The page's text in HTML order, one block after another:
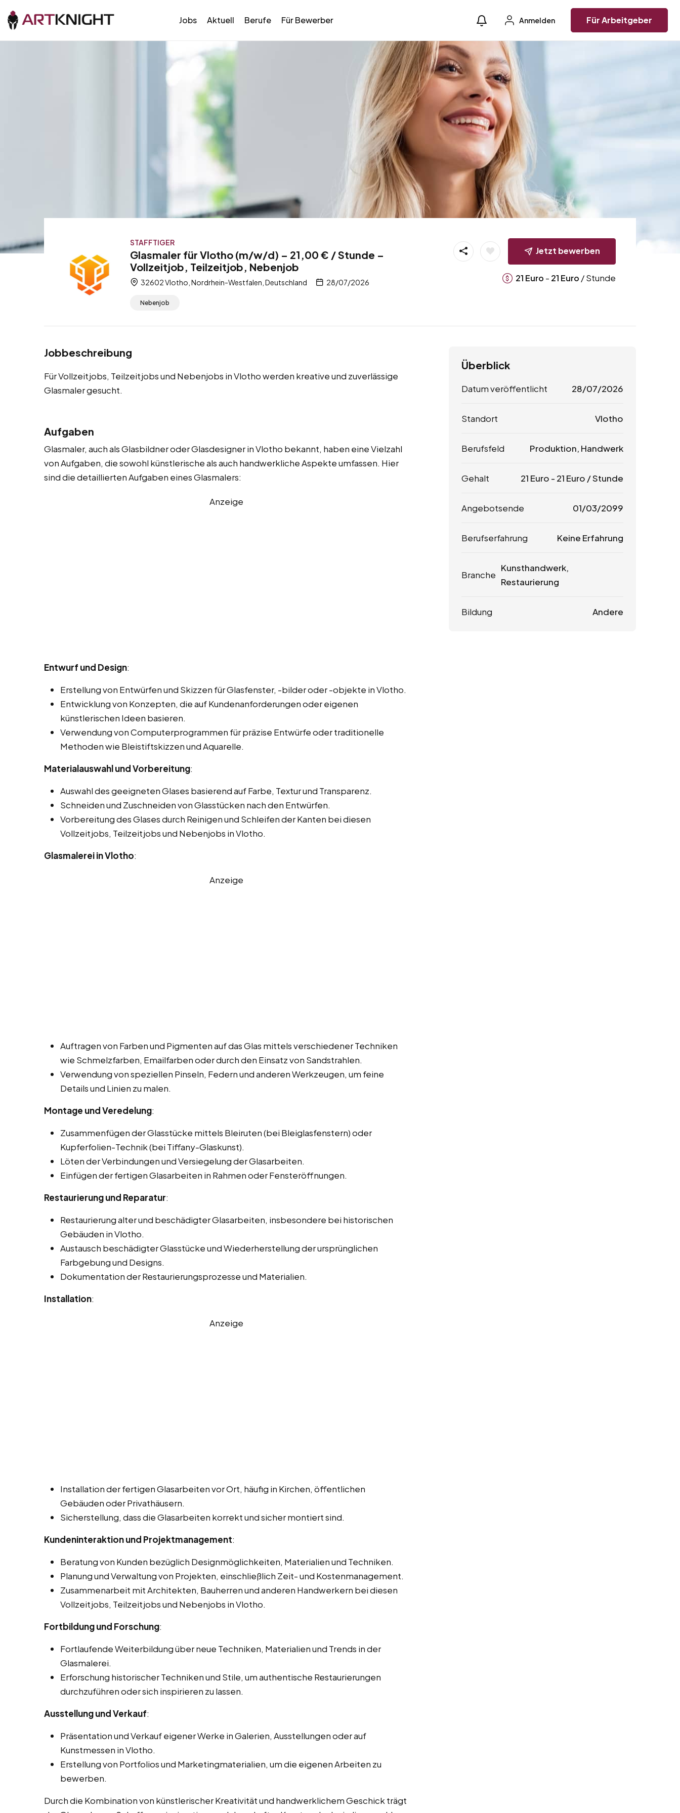
Jobs Aktuell Berufe Für Bewerber Anmelden Für Arbeitgeber
STAFFTIGER
Glasmaler für Vlotho (m/w/d) – 21,00 € / Stunde –
Vollzeitjob, Teilzeitjob, Nebenjob
32602 Vlotho, Nordrhein-Westfalen, Deutschland 28/07/2026
Nebenjob
Jetzt bewerben
21 Euro - 21 Euro / Stunde
Jobbeschreibung
Für Vollzeitjobs, Teilzeitjobs und Nebenjobs in Vlotho werden kreative und zuverlässige
Glasmaler gesucht.
Aufgaben
Glasmaler, auch als Glasbildner oder Glasdesigner in Vlotho bekannt, haben eine Vielzahl
von Aufgaben, die sowohl künstlerische als auch handwerkliche Aspekte umfassen. Hier
sind die detaillierten Aufgaben eines Glasmalers:
Anzeige
Entwurf und Design:
Erstellung von Entwürfen und Skizzen für Glasfenster, -bilder oder -objekte in Vlotho.
Entwicklung von Konzepten, die auf Kundenanforderungen oder eigenen
künstlerischen Ideen basieren.
Verwendung von Computerprogrammen für präzise Entwürfe oder traditionelle
Methoden wie Bleistiftskizzen und Aquarelle.
Materialauswahl und Vorbereitung:
Auswahl des geeigneten Glases basierend auf Farbe, Textur und Transparenz.
Schneiden und Zuschneiden von Glasstücken nach den Entwürfen.
Vorbereitung des Glases durch Reinigen und Schleifen der Kanten bei diesen
Vollzeitjobs, Teilzeitjobs und Nebenjobs in Vlotho.
Glasmalerei in Vlotho:
Anzeige
Auftragen von Farben und Pigmenten auf das Glas mittels verschiedener Techniken
wie Schmelzfarben, Emailfarben oder durch den Einsatz von Sandstrahlen.
Verwendung von speziellen Pinseln, Federn und anderen Werkzeugen, um feine
Details und Linien zu malen.
Montage und Veredelung:
Zusammenfügen der Glasstücke mittels Bleiruten (bei Bleiglasfenstern) oder
Kupferfolien-Technik (bei Tiffany-Glaskunst).
Löten der Verbindungen und Versiegelung der Glasarbeiten.
Einfügen der fertigen Glasarbeiten in Rahmen oder Fensteröffnungen.
Restaurierung und Reparatur:
Restaurierung alter und beschädigter Glasarbeiten, insbesondere bei historischen
Gebäuden in Vlotho.
Austausch beschädigter Glasstücke und Wiederherstellung der ursprünglichen
Farbgebung und Designs.
Dokumentation der Restaurierungsprozesse und Materialien.
Installation:
Anzeige
Installation der fertigen Glasarbeiten vor Ort, häufig in Kirchen, öffentlichen
Gebäuden oder Privathäusern.
Sicherstellung, dass die Glasarbeiten korrekt und sicher montiert sind.
Kundeninteraktion und Projektmanagement:
Beratung von Kunden bezüglich Designmöglichkeiten, Materialien und Techniken.
Planung und Verwaltung von Projekten, einschließlich Zeit- und Kostenmanagement.
Zusammenarbeit mit Architekten, Bauherren und anderen Handwerkern bei diesen
Vollzeitjobs, Teilzeitjobs und Nebenjobs in Vlotho.
Fortbildung und Forschung:
Fortlaufende Weiterbildung über neue Techniken, Materialien und Trends in der
Glasmalerei.
Erforschung historischer Techniken und Stile, um authentische Restaurierungen
durchzuführen oder sich inspirieren zu lassen.
Ausstellung und Verkauf:
Präsentation und Verkauf eigener Werke in Galerien, Ausstellungen oder auf
Kunstmessen in Vlotho.
Erstellung von Portfolios und Marketingmaterialien, um die eigenen Arbeiten zu
bewerben.
Durch die Kombination von künstlerischer Kreativität und handwerklichem Geschick trägt
Überblick
Datum veröffentlicht 28/07/2026
Standort Vlotho
Berufsfeld Produktion, Handwerk
Gehalt 21 Euro - 21 Euro / Stunde
Angebotsende 01/03/2099
Berufserfahrung Keine Erfahrung
Branche
Kunsthandwerk,
Restaurierung
Bildung Andere